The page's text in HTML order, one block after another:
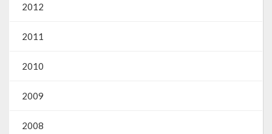
Gestão Saúde – GOVBR
2012
2011
2010
2009
2008